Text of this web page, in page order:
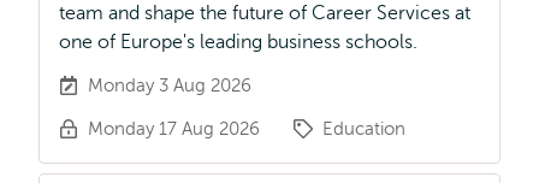
team and shape the future of Career Services at
one of Europe's leading business schools.
Monday 3 Aug 2026
Monday 17 Aug 2026 Education